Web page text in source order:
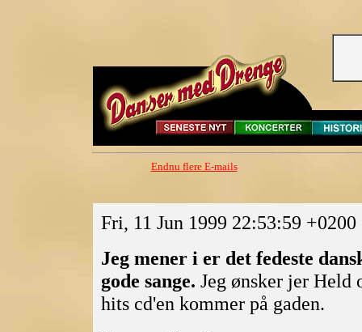
Endnu flere E-mails
Fri, 11 Jun 1999 22:53:59
Jeg mener i er det fedeste
gode sange. Jeg ønsker jer Held
hits cd'en kommer på gaden.